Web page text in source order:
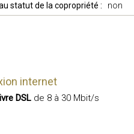
statut de la copropriété : non
internet
DSL de 8 à 30 Mbit/s